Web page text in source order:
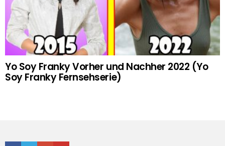
Yo Soy Franky Vorher und Nachher 2022 (Yo
Soy Franky Fernsehserie)
Facebook
TwitterGoogle+Youtube